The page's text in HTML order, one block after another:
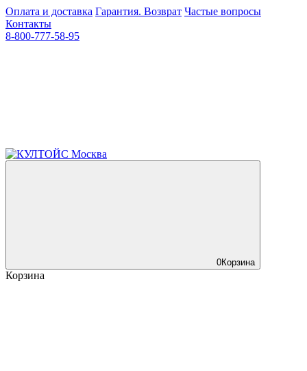
Оплата и доставка Гарантия. Возврат Частые вопросы
Контакты
8-800-777-58-95
0Корзина
Корзина